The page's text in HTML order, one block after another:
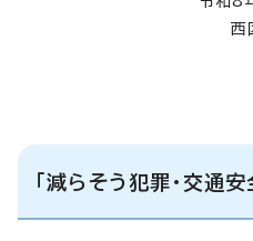
西
「減らそう犯罪・交通